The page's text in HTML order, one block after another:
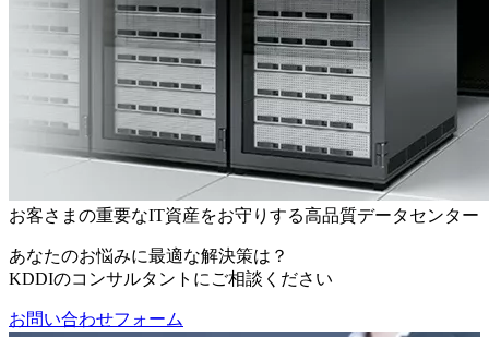
お客さまの重要なIT資産をお守りする高品質データセンター
あなたのお悩みに最適な解決策は？
KDDIのコンサルタントにご相談ください
お問い合わせフォーム